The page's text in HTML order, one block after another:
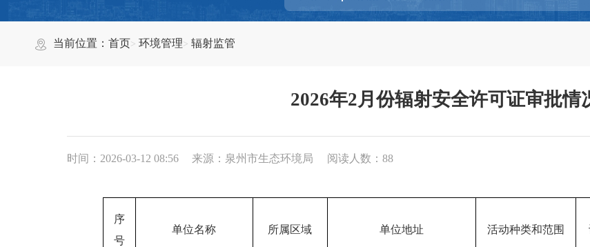
当前位置：首页 环境管理 辐射监管
2026年2月份辐射安全许可证审批情
时间：2026-03-12 08:56 来源：泉州市生态环境局 阅读人数： 88
序
号
单位名称 所属区域 单位地址 活动种类和范围